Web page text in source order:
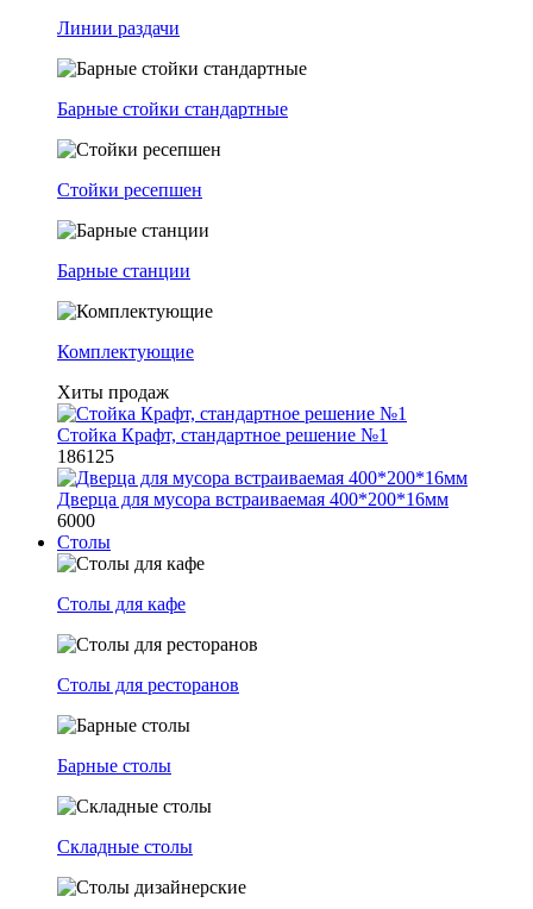
Линии раздачи
Барные стойки стандартные
Стойки ресепшен
Барные станции
Комплектующие
Хиты продаж
Стойка Крафт, стандартное решение №1
186125
Дверца для мусора встраиваемая 400*200*16мм
6000
Столы
Столы для кафе
Столы для ресторанов
Барные столы
Складные столы